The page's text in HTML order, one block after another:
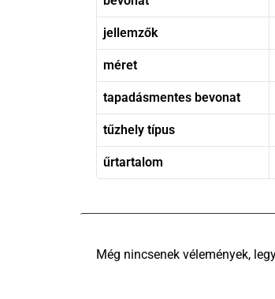
jellemzők
méret
tapadásmentes bevonat
tűzhely típus
űrtartalom